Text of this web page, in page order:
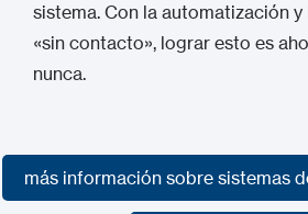
sistema. Con la automatización
«sin contacto», lograr esto es
nunca.
más información sobre sistemas